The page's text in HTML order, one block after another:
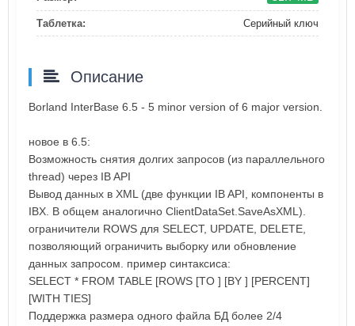
Таблетка: Серийный ключ
Описание
Borland InterBase 6.5 - 5 minor version of 6 major version.
новое в 6.5:
Возможность снятия долгих запросов (из параллельного
thread) через IB API
Вывод данных в XML (две функции IB API, компоненты в
IBX. В общем аналогично ClientDataSet.SaveAsXML).
ограничители ROWS для SELECT, UPDATE, DELETE,
позволяющий ограничить выборку или обновление
данных запросом. пример синтаксиса:
SELECT * FROM TABLE [ROWS [TO ] [BY ] [PERCENT]
[WITH TIES]
Поддержка размера одного файла БД более 2/4